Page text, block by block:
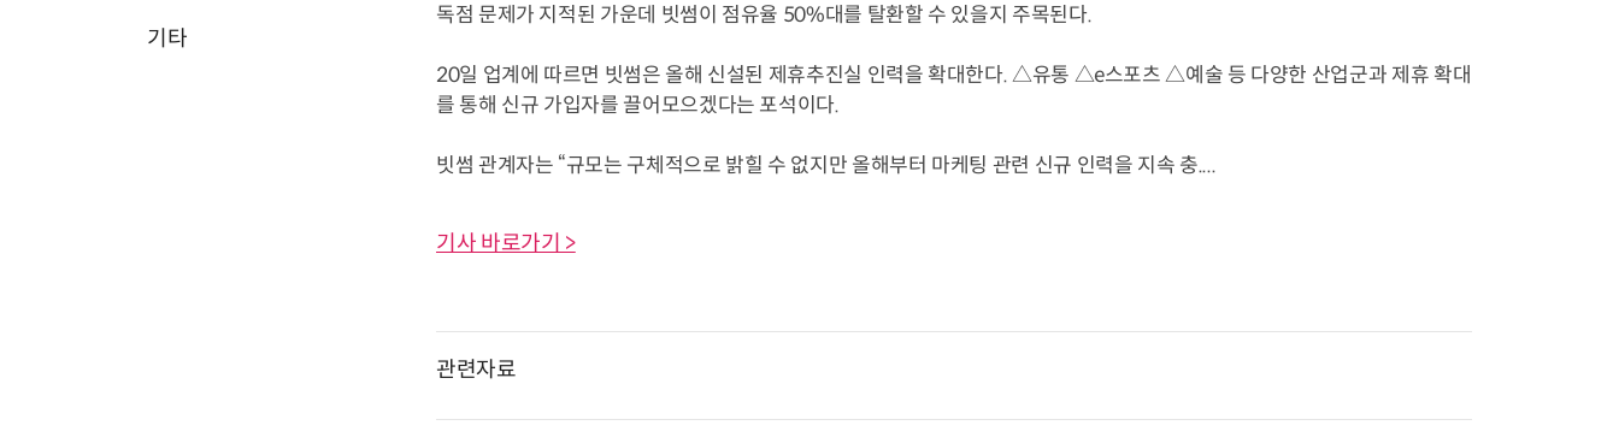
기타
독점 문제가 지적된 가운데 빗썸이 점유율 50%대를 탈환할 수 있을지 주목된다.
20일 업계에 따르면 빗썸은 올해 신설된 제휴추진실 인력을 확대한다. △유통 △e스포츠 △예술 등 다양한 산업군과 제휴 확대
를 통해 신규 가입자를 끌어모으겠다는 포석이다.
빗썸 관계자는 “규모는 구체적으로 밝힐 수 없지만 올해부터 마케팅 관련 신규 인력을 지속 충....
기사 바로가기 >
관련자료